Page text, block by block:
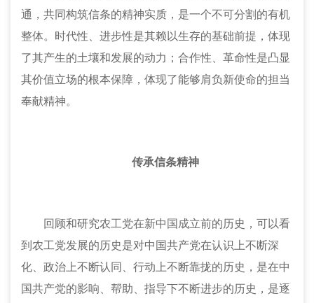
通，共同构筑信条的精神实质，是一个不可分割的有机
整体。时代性、进步性是其赖以生存的基础前提，体现
了其产生的土壤和发展的动力；合作性、革命性是凸显
其价值立场的根本保障，体现了能够肩负新使命的担当
奉献精神。
传承信条精神
回顾和研究农工党在新中国成立前的历史，可以看
到农工党发展的历史是对中国共产党在认识上不断深
化、政治上不断认同、行动上不断靠拢的历史，是在中
国共产党的影响、帮助、指导下不断进步的历史，是逐